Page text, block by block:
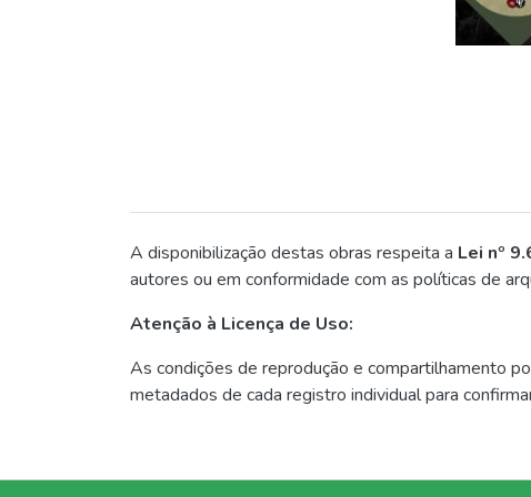
A disponibilização destas obras respeita a Lei nº
autores ou em conformidade com as políticas de
Atenção à Licença de Uso:
As condições de reprodução e compartilhamento
metadados de cada registro individual para